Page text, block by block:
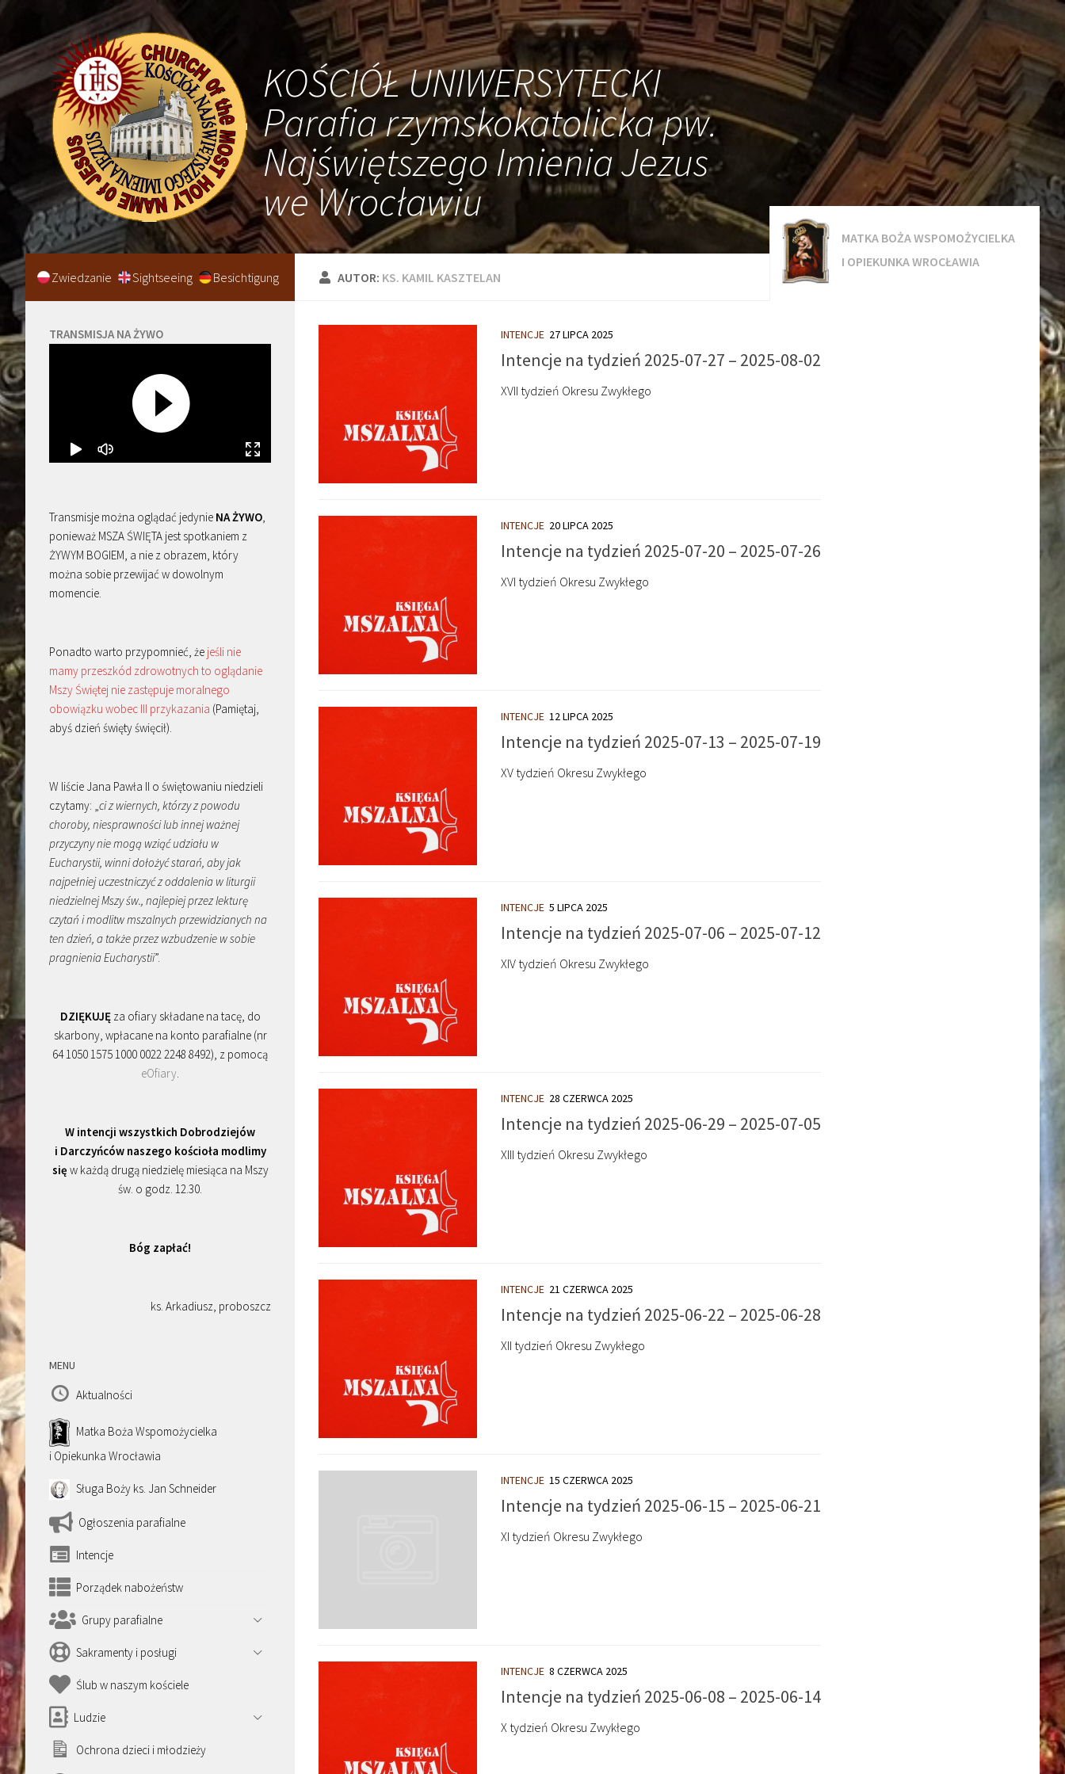
KOŚCIÓŁ UNIWERSYTECKI
Parafia rzymskokatolicka pw.
Najświętszego Imienia Jezus
we Wrocławiu
AUTOR: KS. KAMIL KASZTELAN
MATKA BOŻA WSPOMOŻYCIELKA
I OPIEKUNKA WROCŁAWIA
INTENCJE 27 LIPCA 2025
Intencje na tydzień 2025-07-27 – 2025-08-02
XVII tydzień Okresu Zwykłego
INTENCJE 20 LIPCA 2025
Intencje na tydzień 2025-07-20 – 2025-07-26
XVI tydzień Okresu Zwykłego
INTENCJE 12 LIPCA 2025
Intencje na tydzień 2025-07-13 – 2025-07-19
XV tydzień Okresu Zwykłego
INTENCJE 5 LIPCA 2025
Intencje na tydzień 2025-07-06 – 2025-07-12
XIV tydzień Okresu Zwykłego
INTENCJE 28 CZERWCA 2025
Intencje na tydzień 2025-06-29 – 2025-07-05
XIII tydzień Okresu Zwykłego
INTENCJE 21 CZERWCA 2025
Intencje na tydzień 2025-06-22 – 2025-06-28
XII tydzień Okresu Zwykłego
INTENCJE 15 CZERWCA 2025
Intencje na tydzień 2025-06-15 – 2025-06-21
XI tydzień Okresu Zwykłego
INTENCJE 8 CZERWCA 2025
Intencje na tydzień 2025-06-08 – 2025-06-14
X tydzień Okresu Zwykłego
Zwiedzanie Sightseeing Besichtigung
TRANSMISJA NA ŻYWO
Transmisje można oglądać jedynie NA ŻYWO,
ponieważ MSZA ŚWIĘTA jest spotkaniem z
ŻYWYM BOGIEM, a nie z obrazem, który
można sobie przewijać w dowolnym
momencie.
Ponadto warto przypomnieć, że jeśli nie
mamy przeszkód zdrowotnych to oglądanie
Mszy Świętej nie zastępuje moralnego
obowiązku wobec III przykazania (Pamiętaj,
abyś dzień święty święcił).
W liście Jana Pawła II o świętowaniu niedzieli
czytamy: „ci z wiernych, którzy z powodu
choroby, niesprawności lub innej ważnej
przyczyny nie mogą wziąć udziału w
Eucharystii, winni dołożyć starań, aby jak
najpełniej uczestniczyć z oddalenia w liturgii
niedzielnej Mszy św., najlepiej przez lekturę
czytań i modlitw mszalnych przewidzianych na
ten dzień, a także przez wzbudzenie w sobie
pragnienia Eucharystii”.
DZIĘKUJĘza ofiary składane na tacę, do
skarbony, wpłacane na konto parafialne (nr
64 1050 1575 1000 0022 2248 8492), z pomocą
eOfiary.
W intencji wszystkich Dobrodziejów
i Darczyńców naszego kościoła modlimy
się w każdą drugą niedzielę miesiąca na Mszy
św. o godz. 12.30.
Bóg zapłać!
ks. Arkadiusz, proboszcz
MENU
Aktualności
Matka Boża Wspomożycielka
i Opiekunka Wrocławia
Sługa Boży ks. Jan Schneider
Ogłoszenia parafialne
Intencje
Porządek nabożeństw
Grupy parafialne
Sakramenty i posługi
Ślub w naszym kościele
Ludzie
Ochrona dzieci i młodzieży